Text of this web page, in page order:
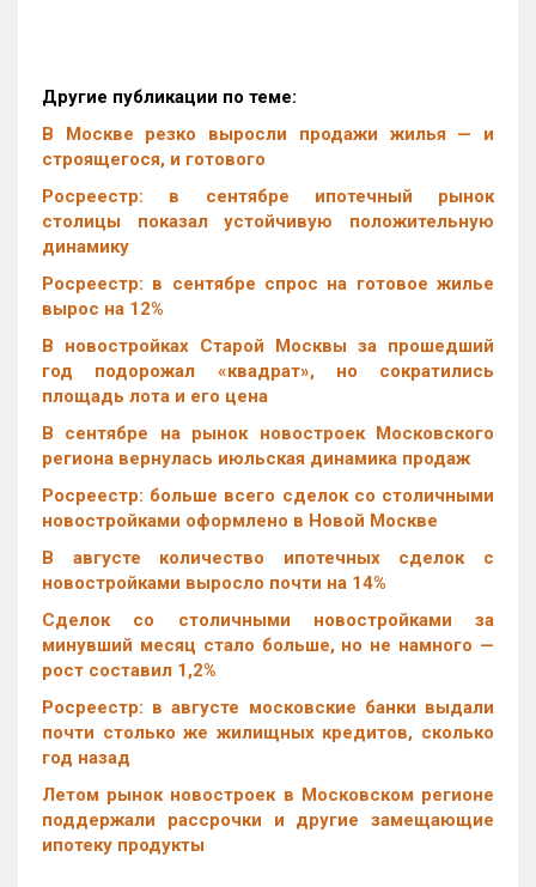
Другие публикации по теме:
В Москве резко выросли продажи жилья — и
строящегося, и готового
Росреестр: в сентябре ипотечный рынок
столицы показал устойчивую положительную
динамику
Росреестр: в сентябре спрос на готовое жилье
вырос на 12%
В новостройках Старой Москвы за прошедший
год подорожал «квадрат», но сократились
площадь лота и его цена
В сентябре на рынок новостроек Московского
региона вернулась июльская динамика продаж
Росреестр: больше всего сделок со столичными
новостройками оформлено в Новой Москве
В августе количество ипотечных сделок с
новостройками выросло почти на 14%
Cделок со столичными новостройками за
минувший месяц стало больше, но не намного —
рост составил 1,2%
Росреестр: в августе московские банки выдали
почти столько же жилищных кредитов, сколько
год назад
Летом рынок новостроек в Московском регионе
поддержали рассрочки и другие замещающие
ипотеку продукты